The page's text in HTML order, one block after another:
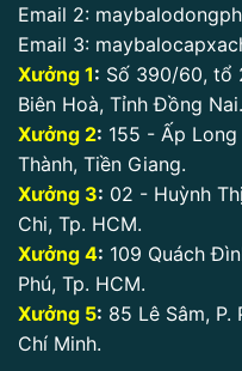
Email 2:
Email 3:
Xưởng 1: Số 390/60, tổ
Biên Hoà, Tỉnh Đồng Nai.
Xưởng 2: 155 - Ấp Long
Thành, Tiền Giang.
Xưởng 3: 02 - Huỳnh
Chi, Tp. HCM.
Xưởng 4: 109 Quách
Phú, Tp. HCM.
Xưởng 5: 85 Lê Sâm, P.
Chí Minh.